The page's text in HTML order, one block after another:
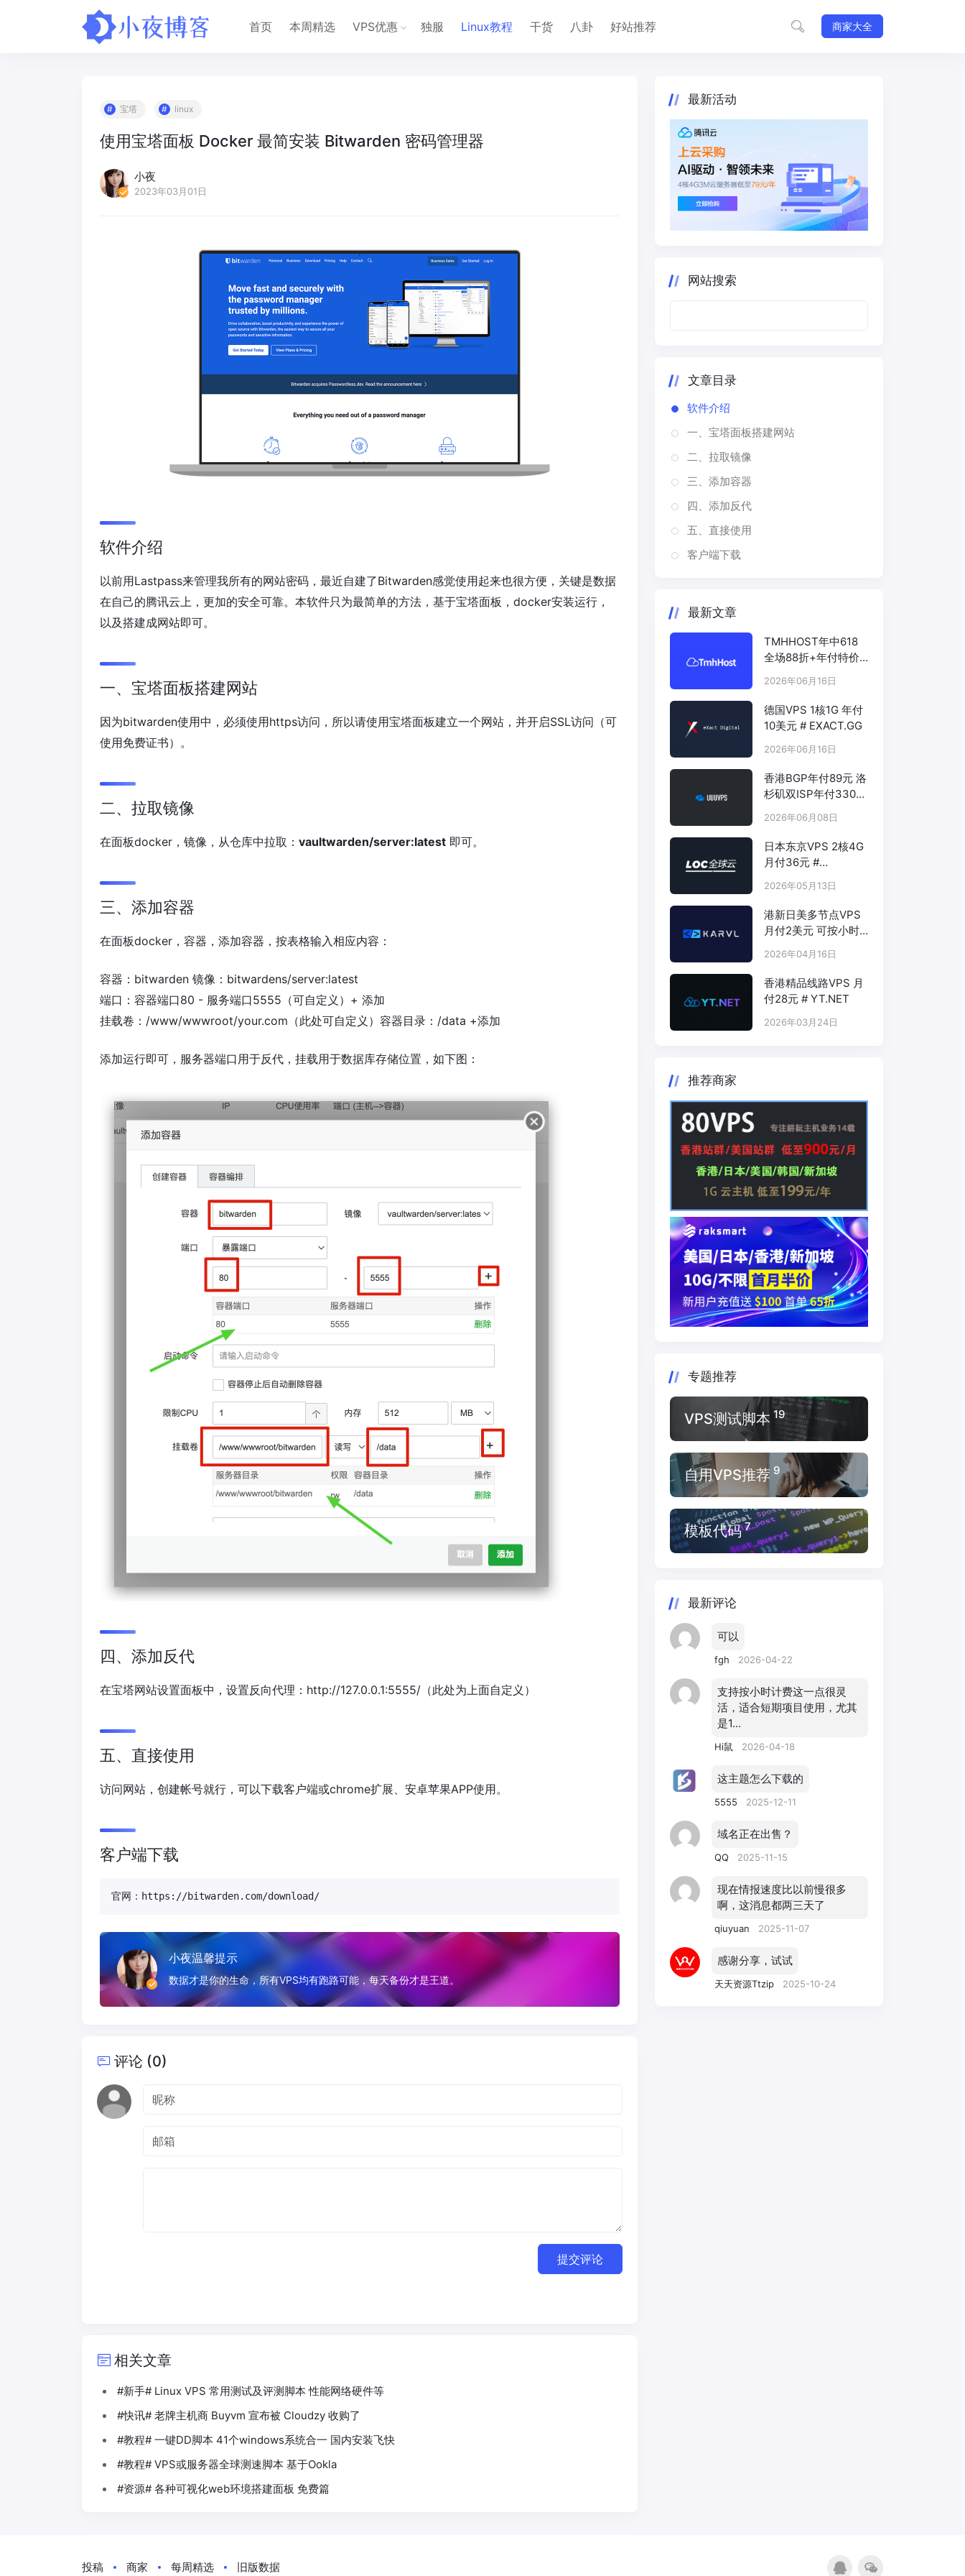
首页 本周精选 VPS优惠 独服 Linux教程 干货 八卦 好站推荐 商家大全
宝塔 linux
使用宝塔面板 Docker 最简安装 Bitwarden 密码管理器
小夜
2023年03月01日
软件介绍
以前用Lastpass来管理我所有的网站密码，最近自建了Bitwarden感觉使用起来也很方便，关键是数据
在自己的腾讯云上，更加的安全可靠。本软件只为最简单的方法，基于宝塔面板，docker安装运行，
以及搭建成网站即可。
一、宝塔面板搭建网站
因为bitwarden使用中，必须使用https访问，所以请使用宝塔面板建立一个网站，并开启SSL访问（可
使用免费证书）。
二、拉取镜像
在面板docker，镜像，从仓库中拉取： vaultwarden/server:latest 即可。
三、添加容器
在面板docker，容器，添加容器，按表格输入相应内容：
容器：bitwarden 镜像：bitwardens/server:latest
端口：容器端口80 - 服务端口5555（可自定义）+ 添加
挂载卷：/www/wwwroot/your.com（此处可自定义）容器目录：/data +添加
添加运行即可，服务器端口用于反代，挂载用于数据库存储位置，如下图：
四、添加反代
在宝塔网站设置面板中，设置反向代理：http://127.0.0.1:5555/（此处为上面自定义）
五、直接使用
访问网站，创建帐号就行，可以下载客户端或chrome扩展、安卓苹果APP使用。
客户端下载
官网：https://bitwarden.com/download/
小夜温馨提示
数据才是你的生命，所有VPS均有跑路可能，每天备份才是王道。
评论 (0)
提交评论
相关文章
#新手# Linux VPS 常用测试及评测脚本 性能网络硬件等
#快讯# 老牌主机商 Buyvm 宣布被 Cloudzy 收购了
#教程# 一键DD脚本 41个windows系统合一 国内安装飞快
#教程# VPS或服务器全球测速脚本 基于Ookla
#资源# 各种可视化web环境搭建面板 免费篇
最新活动
网站搜索
文章目录
软件介绍
一、宝塔面板搭建网站
二、拉取镜像
三、添加容器
四、添加反代
五、直接使用
客户端下载
最新文章
TMHHOST年中618
全场88折+年付特价
2026年06月16日
德国VPS 1核1G 年付
10美元 # EXACT.GG
2026年06月16日
香港BGP年付89元 洛
杉矶双ISP年付330元
2026年06月08日
日本东京VPS 2核4G
月付36元 #
2026年05月13日
港新日美多节点VPS
月付2美元 可按小时
2026年04月16日
香港精品线路VPS 月
付28元 # YT.NET
2026年03月24日
推荐商家
专题推荐
VPS测试脚本 19
自用VPS推荐 9
模板代码 7
最新评论
可以
fgh 2026-04-22
支持按小时计费这一点很灵
活，适合短期项目使用，尤其
是1...
Hi鼠 2026-04-18
这主题怎么下载的
5555 2025-12-11
域名正在出售？
QQ 2025-11-15
现在情报速度比以前慢很多
啊，这消息都两三天了
qiuyuan 2025-11-07
感谢分享，试试
天天资源Ttzip 2025-10-24
投稿 商家 每周精选 旧版数据